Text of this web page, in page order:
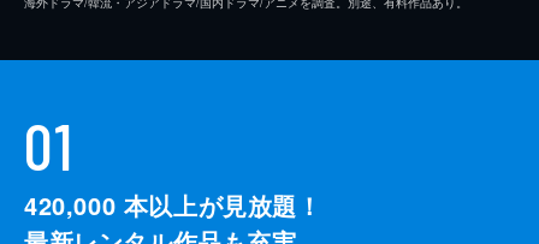
01
420,000 本以上が見放題！